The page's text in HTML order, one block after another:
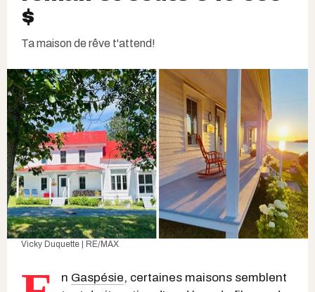
$
Ta maison de rêve t'attend!
Vicky Duquette | RE/MAX
n Gaspésie, certaines maisons semblent